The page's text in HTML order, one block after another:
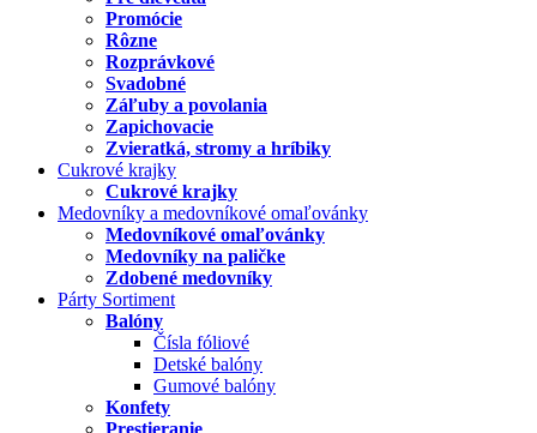
Promócie
Rôzne
Rozprávkové
Svadobné
Záľuby a povolania
Zapichovacie
Zvieratká, stromy a hríbiky
Cukrové krajky
Cukrové krajky
Medovníky a medovníkové omaľovánky
Medovníkové omaľovánky
Medovníky na paličke
Zdobené medovníky
Párty Sortiment
Balóny
Čísla fóliové
Detské balóny
Gumové balóny
Konfety
Prestieranie